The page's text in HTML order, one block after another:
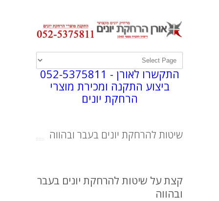
התקשרו לאורן -052-5375811
ביצוע התקנה ומכירת מוצרי
הרחקת יונים
שיטות להרחקת יונים בעבר ובהווה
קצת על שיטות להרחקת יונים בעבר
ובהווה